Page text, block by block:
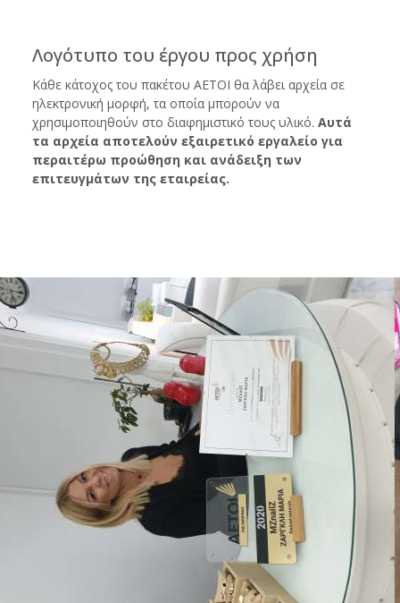
Λογότυπο του έργου προς χρήση
Κάθε κάτοχος του πακέτου ΑΕΤΟΙ θα λάβει αρχεία σε
ηλεκτρονική μορφή, τα οποία μπορούν να
χρησιμοποιηθούν στο διαφημιστικό τους υλικό. Αυτά
τα αρχεία αποτελούν εξαιρετικό εργαλείο για
περαιτέρω προώθηση και ανάδειξη των
επιτευγμάτων της εταιρείας.